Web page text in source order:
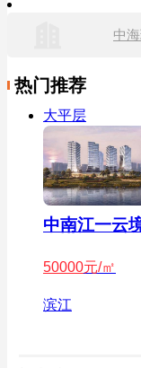
中
热门推荐
大平层
中南江一云
50000元/㎡
滨江